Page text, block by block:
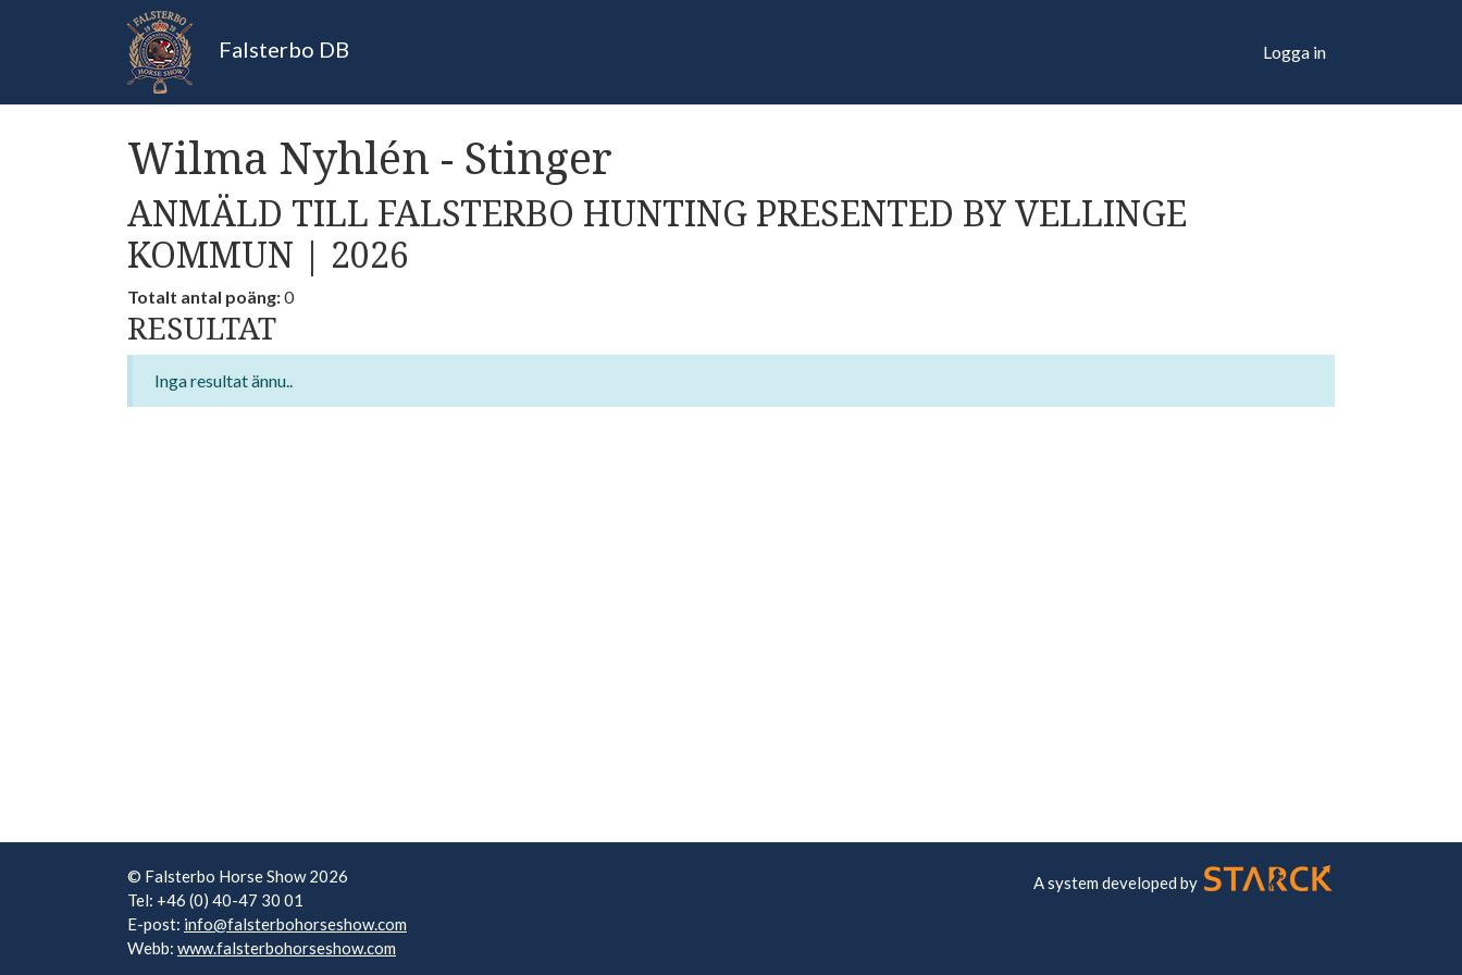
Falsterbo DB Logga in
Wilma Nyhlén - Stinger
ANMÄLD TILL FALSTERBO HUNTING PRESENTED BY VELLINGE
KOMMUN | 2026
Totalt antal poäng:0
RESULTAT
Inga resultat ännu..
© Falsterbo Horse Show 2026
Tel: +46 (0) 40-47 30 01
E-post: info@falsterbohorseshow.com
Webb: www.falsterbohorseshow.com
A system developed by